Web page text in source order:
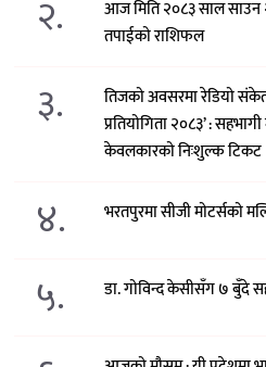
२.
आज मिति २०८३ साल साउन
तपाईको राशिफल
३.
तिजको अवसरमा रेडियो
प्रतियोगिता २०८३’ :
केवलकारको निःशुल्क टिकट
४. भरतपुरमा सीजी मोटर्सको
५. डा. गोविन्द केसीसँग ७ बुँदे